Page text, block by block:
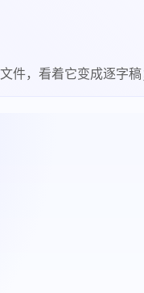
件，看着它变成逐字